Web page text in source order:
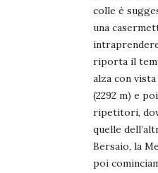
colle è
una
riporta il
alza con
(2292 m) e
ripetitori,
quelle
Bersaio, la
poi